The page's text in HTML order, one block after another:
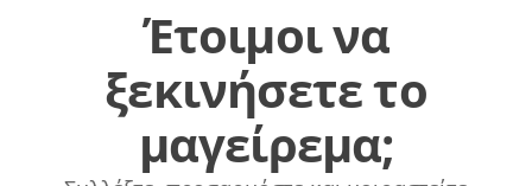
Έτοιμοι να
ξεκινήσετε το
μαγείρεμα;